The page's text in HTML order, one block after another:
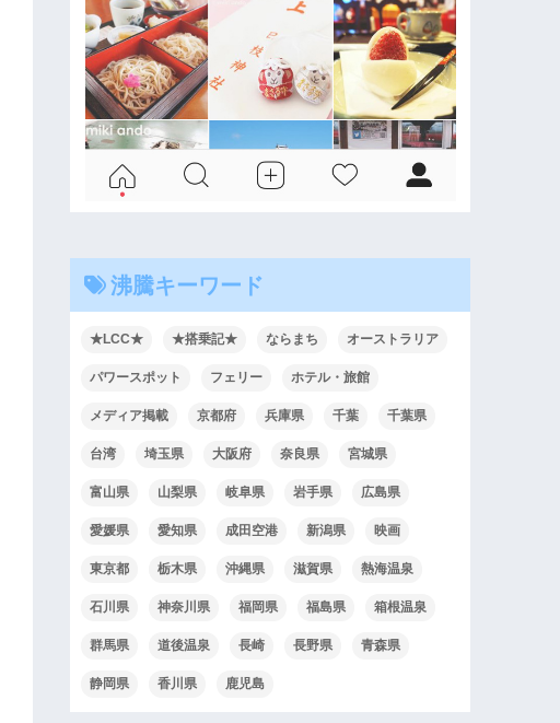
沸騰キーワード
★LCC★ ★搭乗記★ ならまち オーストラリア
パワースポット フェリー ホテル・旅館
メディア掲載 京都府 兵庫県 千葉 千葉県
台湾 埼玉県 大阪府 奈良県 宮城県
富山県 山梨県 岐阜県 岩手県 広島県
愛媛県 愛知県 成田空港 新潟県 映画
東京都 栃木県 沖縄県 滋賀県 熱海温泉
石川県 神奈川県 福岡県 福島県 箱根温泉
群馬県 道後温泉 長崎 長野県 青森県
静岡県 香川県 鹿児島